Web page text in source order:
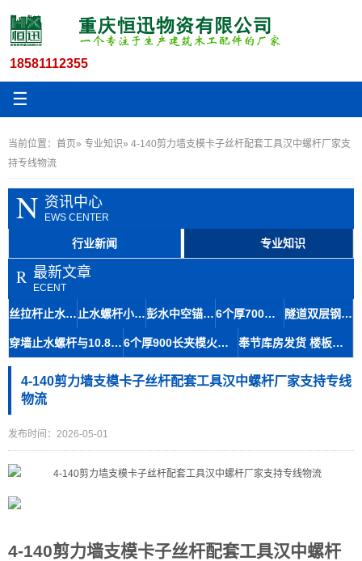
18581112355
☰
当前位置： 首页» 专业知识» 4-140剪力墙支模卡子丝杆配套工具汉中螺杆厂家支
持专线物流
N 资讯中心
EWS CENTER
行业新闻 专业知识
R 最新文章
ECENT
丝拉杆止水12.5与木工丝杆套管在地铁修建中的材料应用及石柱存储便捷性 止水螺杆小14丝杆木工房屋建筑材料九龙坡区生产速度快 彭水中空锚杆及14.5粗牙对拉螺杆止水拉杆螺栓快速生产技术 6个厚700长步步紧头工地建始火钩厂家扒钩型夹具专业知识 隧道双层钢筋马凳筋8-110工艺成熟间距稳定铜仁库房发货
穿墙止水螺杆与10.8对拉丝杆在大坝施工中的应用及体积优势 6个厚900长夹模火钩建筑专用夹具南江丝杆厂家规格齐全 奉节库房发货 楼板马镫人字形马凳6-140 成本经济提升结构强度
4-140剪力墙支模卡子丝杆配套工具汉中螺杆厂家支持专线
物流
发布时间：2026-05-01
4-140剪力墙支模卡子丝杆配套工具汉中螺杆